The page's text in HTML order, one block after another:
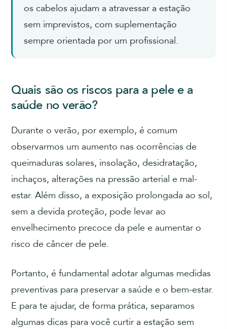
os cabelos ajudam a atravessar a estação
sem imprevistos, com suplementação
sempre orientada por um profissional.
Quais são os riscos para a pele e a
saúde no verão?
Durante o verão, por exemplo, é comum
observarmos um aumento nas ocorrências de
queimaduras solares, insolação, desidratação,
inchaços, alterações na pressão arterial e mal-
estar. Além disso, a exposição prolongada ao sol,
sem a devida proteção, pode levar ao
envelhecimento precoce da pele e aumentar o
risco de câncer de pele.
Portanto, é fundamental adotar algumas medidas
preventivas para preservar a saúde e o bem-estar.
E para te ajudar, de forma prática, separamos
algumas dicas para você curtir a estação sem